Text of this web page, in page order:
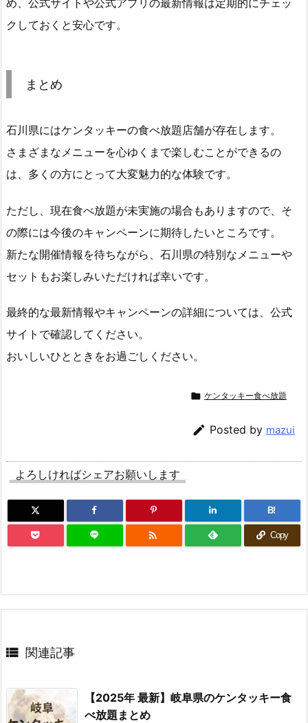
クしておくと安心です。
まとめ
石川県にはケンタッキーの食べ放題店舗が存在します。
さまざまなメニューを心ゆくまで楽しむことができるの
は、多くの方にとって大変魅力的な体験です。
ただし、現在食べ放題が未実施の場合もありますので、そ
の際には今後のキャンペーンに期待したいところです。
新たな開催情報を待ちながら、石川県の特別なメニューや
セットもお楽しみいただければ幸いです。
最終的な最新情報やキャンペーンの詳細については、公式
サイトで確認してください。
おいしいひとときをお過ごしください。
 ケンタッキー食べ放題
 Posted by mazui
よろしければシェアお願いします
B!
 Copy
 関連記事
【2025年 最新】岐阜県のケンタッキー食
べ放題まとめ